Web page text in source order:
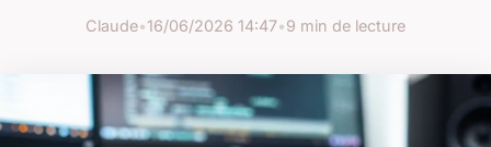
Claude•16/06/2026 14:47•9 min de lecture